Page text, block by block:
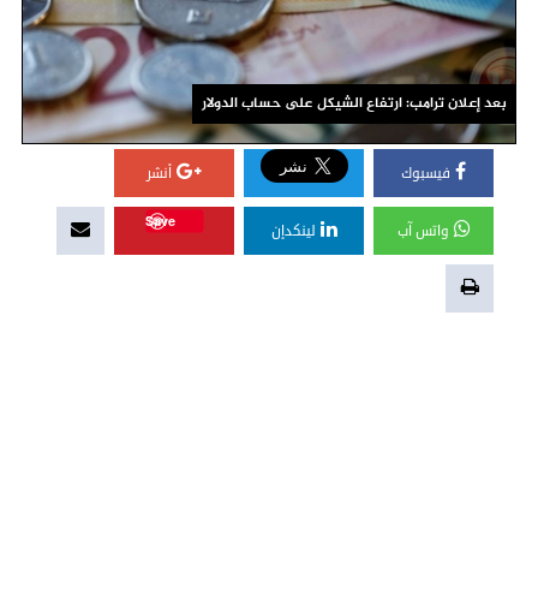
بعد إعلان ترامب: ارتفاع الشيكل على حساب الدولار
فيسبوك أنشر
واتس آب لينكدإن
Save